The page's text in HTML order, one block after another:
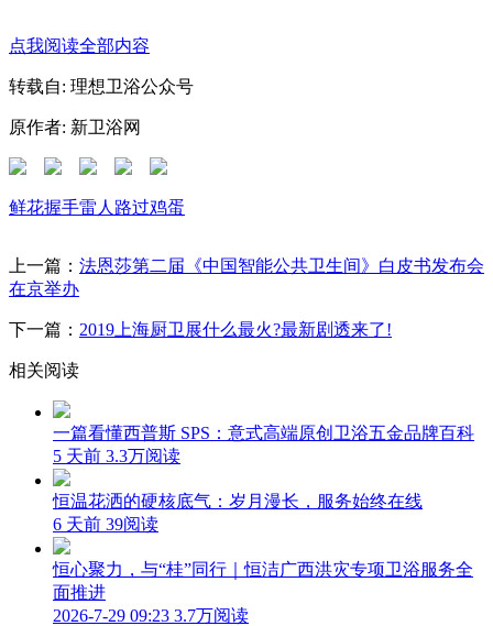
点我阅读全部内容
转载自: 理想卫浴公众号
原作者: 新卫浴网
鲜花握手雷人 路过鸡蛋
上一篇： 法恩莎第二届《中国智能公共卫生间》白皮书发布会
在京举办
下一篇： 2019上海厨卫展什么最火?最新剧透来了!
相关阅读
一篇看懂西普斯 SPS：意式高端原创卫浴五金品牌百科
5 天前 3.3万阅读
恒温花洒的硬核底气：岁月漫长，服务始终在线
6 天前 39阅读
恒心聚力，与“桂”同行｜恒洁广西洪灾专项卫浴服务全
面推进
2026-7-29 09:23 3.7万阅读